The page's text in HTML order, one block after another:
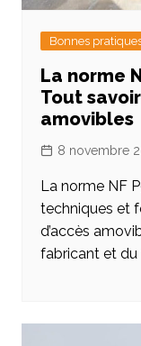
Bonnes
La norme
Tout
amovibles
8 novembre
La norme NF
techniques et
d’accès
fabricant et du